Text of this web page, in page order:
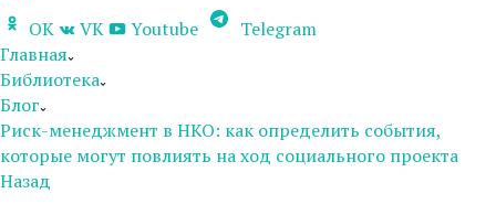
OK
VK Youtube
Telegram
Главная
Библиотека
Блог
Риск-менеджмент в НКО: как определить события,
которые могут повлиять на ход социального проекта
Назад